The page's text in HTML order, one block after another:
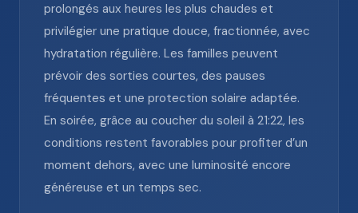
prolongés aux heures les plus chaudes et
privilégier une pratique douce, fractionnée, avec
hydratation régulière. Les familles peuvent
prévoir des sorties courtes, des pauses
fréquentes et une protection solaire adaptée.
En soirée, grâce au coucher du soleil à 21:22, les
conditions restent favorables pour profiter d’un
moment dehors, avec une luminosité encore
généreuse et un temps sec.